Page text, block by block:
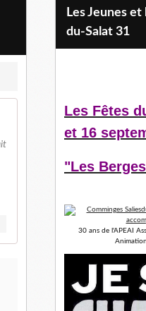
Les Jeunes et l'APEAI Mazères-
du-Salat 31
Les Fêtes
et 16
"Les
30 ans de l'APEAI